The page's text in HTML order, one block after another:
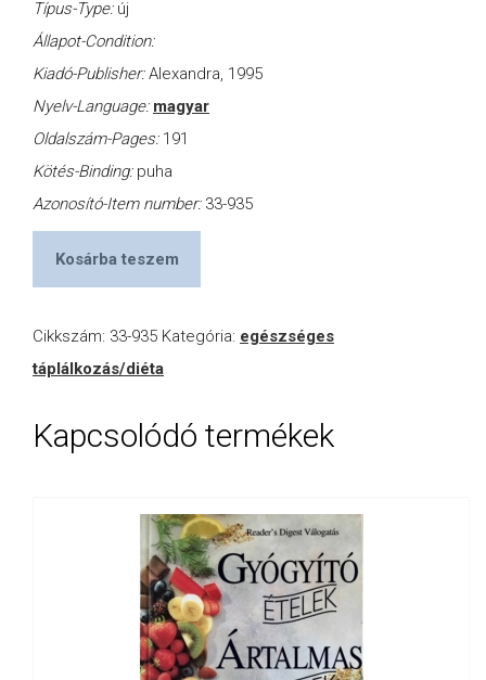
Típus-Type: új
Állapot-Condition:
Kiadó-Publisher:Alexandra, 1995
Nyelv-Language: magyar
Oldalszám-Pages: 191
Kötés-Binding: puha
Azonosító-Item number: 33-935
Kosárba teszem
Cikkszám: 33-935 Kategória: egészséges
táplálkozás/diéta
Kapcsolódó termékek